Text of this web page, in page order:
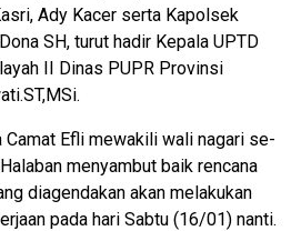
Ady Kacer serta Kapolsek
SH, turut hadir Kepala UPTD
II Dinas PUPR Provinsi
Camat Efli mewakili wali nagari se-
menyambut baik rencana
diagendakan akan melakukan
pada hari Sabtu (16/01) nanti.